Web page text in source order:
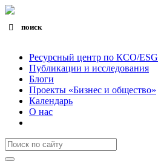
поиск
Ресурсный центр по КСО/ESG
Публикации и исследования
Блоги
Проекты «Бизнес и общество»
Календарь
О нас